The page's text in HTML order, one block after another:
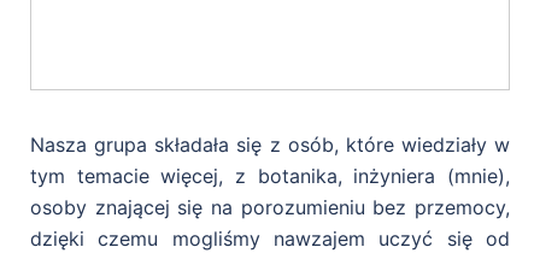
Nasza grupa składała się z osób, które wiedziały w
tym temacie więcej, z botanika, inżyniera (mnie),
osoby znającej się na porozumieniu bez przemocy,
dzięki czemu mogliśmy nawzajem uczyć się od